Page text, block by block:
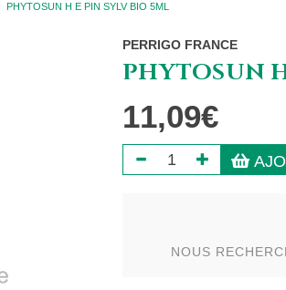
PHYTOSUN H E PIN SYLV BIO 5ML
PERRIGO FRANCE
PHYTOSUN
11,09€
NOUS